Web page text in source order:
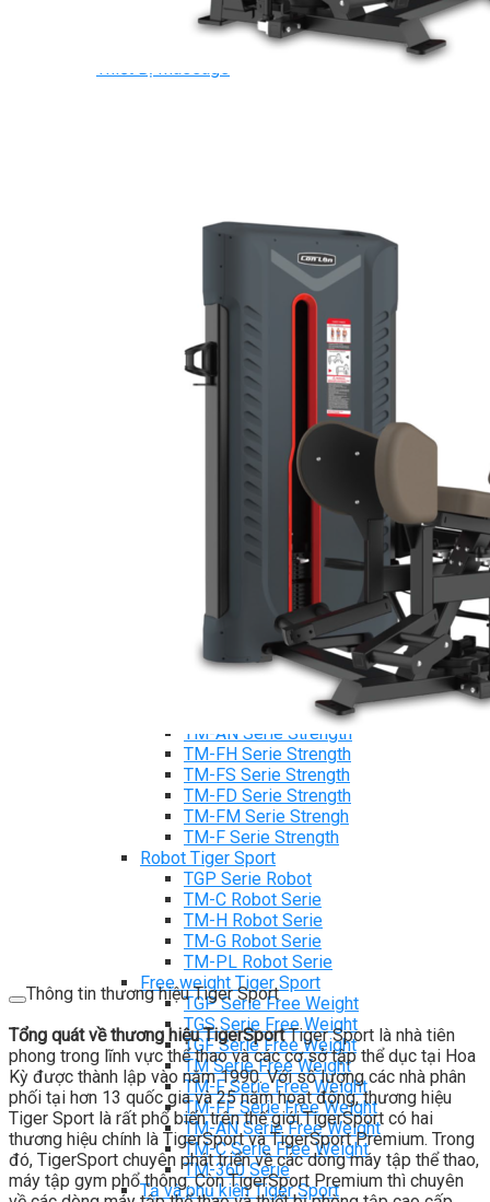
Dụng Cụ Tập Thể Lực
Tạ & Đòn tạ
Thiết Bị Massage
Máy trượt tuyết Spirit
Máy chèo thuyền Spirit
Máy tập phục hồi chức năng Spirit
Strength Spirit
SP3 Serie Strength Spirit
SP4 Serie Strength Spirit
Robot Spirit
Free weight Spirit
Cardio Tiger Sport
Máy chạy bộ Tiger Sport
Xe đạp tập Tiger Sport
Xe đạp ngồi có tựa lưng Tiger Sport
Máy trượt tuyết Tiger Sport
Máy chèo thuyền Tiger Sport
Strength Tiger Sport
TGP Serie Strength
TGP 20 Serie Strength
TGS Serie Strength
TGF Serie Strength
TM Serie Strength
TM-FB Serie Strength
TM-FD Serie Strength
TM-C Serie Strength
TM-AN Serie Strength
TM-FH Serie Strength
TM-FS Serie Strength
TM-FD Serie Strength
TM-FM Serie Strengh
TM-F Serie Strength
Robot Tiger Sport
TGP Serie Robot
TM-C Robot Serie
TM-H Robot Serie
TM-G Robot Serie
TM-PL Robot Serie
Free weight Tiger Sport
TGP Serie Free Weight
TGS Serie Free Weight
TGF Serie Free Weight
TM Serie Free Weight
TM-F Serie Free Weight
TM-FF Serie Free Weight
TM-AN Serie Free Weight
TM-C Serie Free Weight
TM-360 Serie
Tạ và phụ kiện Tiger Sport
Thông tin thương hiệu Tiger Sport
Tổng quát về thương hiệu TigerSportTiger Sport là nhà tiên
phong trong lĩnh vực thể thao và các cơ sở tập thể dục tại Hoa
Kỳ được thành lập vào năm 1990. Với số lượng các nhà phân
phối tại hơn 13 quốc gia và 25 năm hoạt động, thương hiệu
Tiger Sport là rất phổ biến trên thế giới.TigerSport có hai
thương hiệu chính là TigerSport và TigerSport Premium. Trong
đó, TigerSport chuyên phát triển về các dòng máy tập thể thao,
máy tập gym phổ thông. Còn TigerSport Premium thì chuyên